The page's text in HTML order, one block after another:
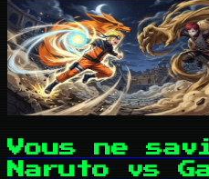
Vous ne
Naruto vs